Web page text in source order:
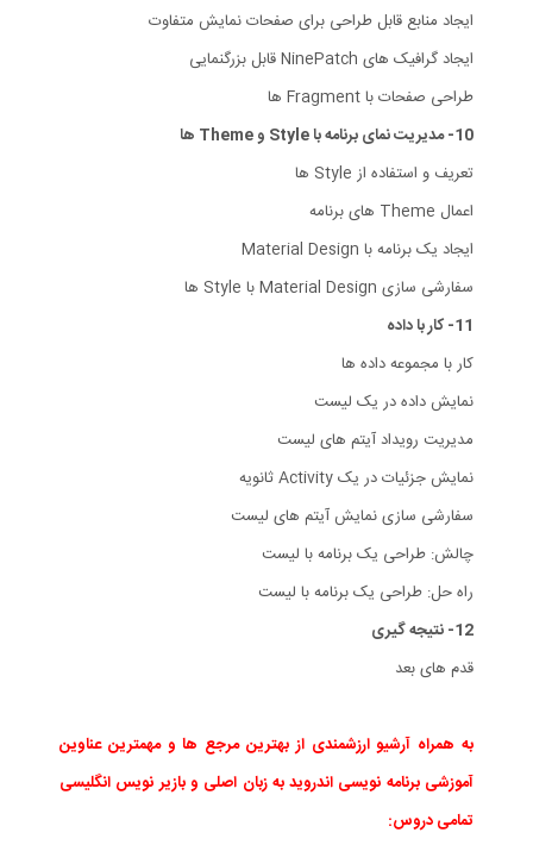
ایجاد منابع قابل طراحی برای صفحات نمایش متفاوت
ایجاد گرافیک های NinePatch قابل بزرگنمایی
طراحی صفحات با Fragment ها
10- مدیریت نمای برنامه با Style و Theme ها
تعریف و استفاده از Style ها
اعمال Theme های برنامه
ایجاد یک برنامه با Material Design
سفارشی سازی Material Design با Style ها
11- کار با داده
کار با مجموعه داده ها
نمایش داده در یک لیست
مدیریت رویداد آیتم های لیست
نمایش جزئیات در یک Activity ثانویه
سفارشی سازی نمایش آیتم های لیست
چالش: طراحی یک برنامه با لیست
راه حل: طراحی یک برنامه با لیست
12- نتیجه گیری
قدم های بعد
به همراه آرشیو ارزشمندی از بهترین مرجع ها و مهمترین عناوین
آموزشی برنامه نویسی اندروید به زبان اصلی و بازیر نویس انگلیسی
تمامی دروس: